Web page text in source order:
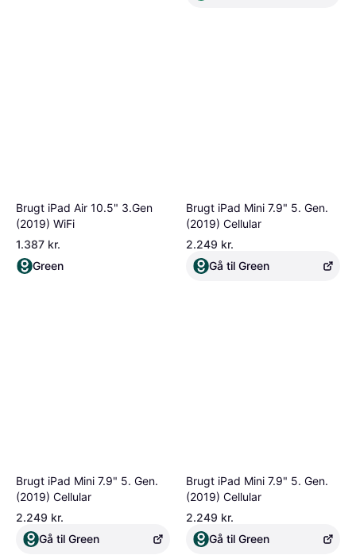
Brugt iPad Air 10.5" 3.Gen
(2019) WiFi
1.387 kr.
Green
Brugt iPad Mini 7.9" 5. Gen.
(2019) Cellular
2.249 kr.
Gå til Green
Brugt iPad Mini 7.9" 5. Gen.
(2019) Cellular
2.249 kr.
Gå til Green
Brugt iPad Mini 7.9" 5. Gen.
(2019) Cellular
2.249 kr.
Gå til Green